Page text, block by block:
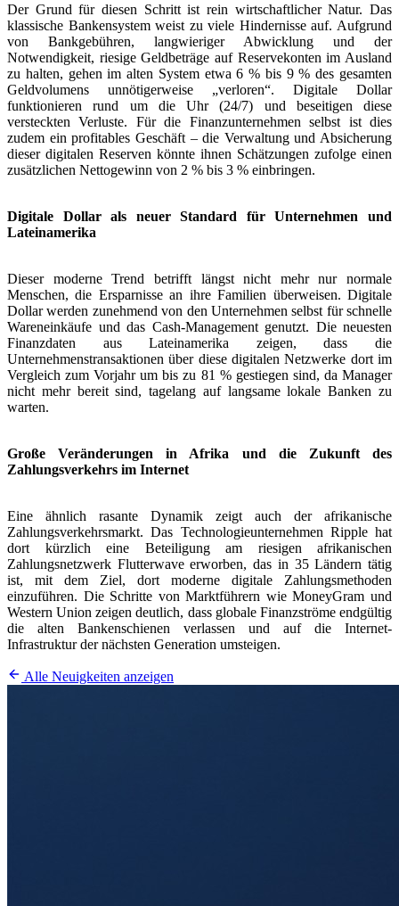
Der Grund für diesen Schritt ist rein wirtschaftlicher Natur. Das
klassische Bankensystem weist zu viele Hindernisse auf. Aufgrund
von Bankgebühren, langwieriger Abwicklung und der
Notwendigkeit, riesige Geldbeträge auf Reservekonten im Ausland
zu halten, gehen im alten System etwa 6 % bis 9 % des gesamten
Geldvolumens unnötigerweise „verloren“. Digitale Dollar
funktionieren rund um die Uhr (24/7) und beseitigen diese
versteckten Verluste. Für die Finanzunternehmen selbst ist dies
zudem ein profitables Geschäft – die Verwaltung und Absicherung
dieser digitalen Reserven könnte ihnen Schätzungen zufolge einen
zusätzlichen Nettogewinn von 2 % bis 3 % einbringen.
Digitale Dollar als neuer Standard für Unternehmen und
Lateinamerika
Dieser moderne Trend betrifft längst nicht mehr nur normale
Menschen, die Ersparnisse an ihre Familien überweisen. Digitale
Dollar werden zunehmend von den Unternehmen selbst für schnelle
Wareneinkäufe und das Cash-Management genutzt. Die neuesten
Finanzdaten aus Lateinamerika zeigen, dass die
Unternehmenstransaktionen über diese digitalen Netzwerke dort im
Vergleich zum Vorjahr um bis zu 81 % gestiegen sind, da Manager
nicht mehr bereit sind, tagelang auf langsame lokale Banken zu
warten.
Große Veränderungen in Afrika und die Zukunft des
Zahlungsverkehrs im Internet
Eine ähnlich rasante Dynamik zeigt auch der afrikanische
Zahlungsverkehrsmarkt. Das Technologieunternehmen Ripple hat
dort kürzlich eine Beteiligung am riesigen afrikanischen
Zahlungsnetzwerk Flutterwave erworben, das in 35 Ländern tätig
ist, mit dem Ziel, dort moderne digitale Zahlungsmethoden
einzuführen. Die Schritte von Marktführern wie MoneyGram und
Western Union zeigen deutlich, dass globale Finanzströme endgültig
die alten Bankenschienen verlassen und auf die Internet-
Infrastruktur der nächsten Generation umsteigen.
Alle Neuigkeiten anzeigen